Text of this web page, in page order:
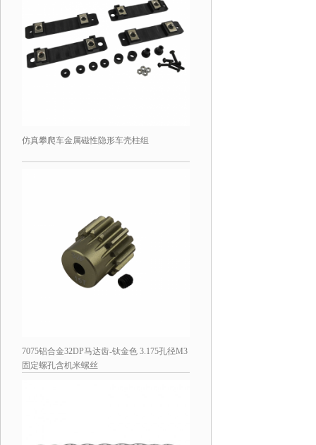
仿真攀爬车金属磁性隐形车壳柱组
7075铝合金32DP马达齿-钛金色 3.175孔径M3
固定螺孔含机米螺丝